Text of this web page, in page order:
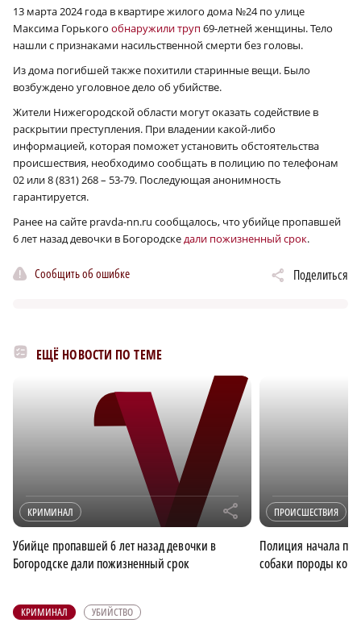
13 марта 2024 года в квартире жилого дома №24 по улице
Максима Горького обнаружили труп 69-летней женщины. Тело
нашли с признаками насильственной смерти без головы.
Из дома погибшей также похитили старинные вещи. Было
возбуждено уголовное дело об убийстве.
Жители Нижегородской области могут оказать содействие в
раскрытии преступления. При владении какой-либо
информацией, которая поможет установить обстоятельства
происшествия, необходимо сообщать в полицию по телефонам
02 или 8 (831) 268 – 53-79. Последующая анонимность
гарантируется.
Ранее на сайте pravda-nn.ru сообщалось, что убийце пропавшей
6 лет назад девочки в Богородскедали пожизненный срок.
Сообщить об ошибке Поделиться
ЕЩЁ НОВОСТИ ПО ТЕМЕ
КРИМИНАЛ r
Убийце пропавшей 6 лет назад девочки в
Богородске дали пожизненный срок
ПРОИСШЕСТВИЯ
Полиция начала
собаки породы
КРИМИНАЛ УБИЙСТВО